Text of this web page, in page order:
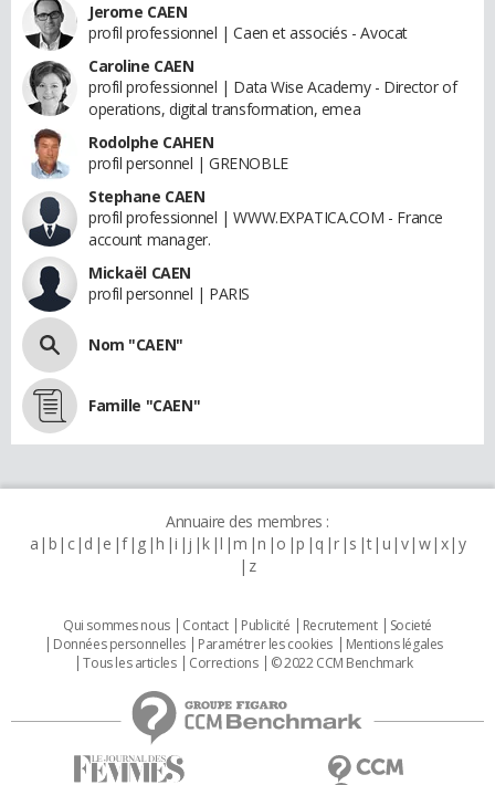
Jerome CAEN
profil professionnel | Caen et associés - Avocat
Caroline CAEN
profil professionnel | Data Wise Academy - Director of
operations, digital transformation, emea
Rodolphe CAHEN
profil personnel | GRENOBLE
Stephane CAEN
profil professionnel | WWW.EXPATICA.COM - France
account manager.
Mickaël CAEN
profil personnel | PARIS
Nom "CAEN"
Famille "CAEN"
Annuaire des membres :
a b c d e f g h i j k l m n o p q r s t u v w x y
z
Qui sommes nous Contact Publicité Recrutement
Societé
Données personnelles
Paramétrer les cookies
Mentions légales
Tous les articles
Corrections © 2022 CCM Benchmark